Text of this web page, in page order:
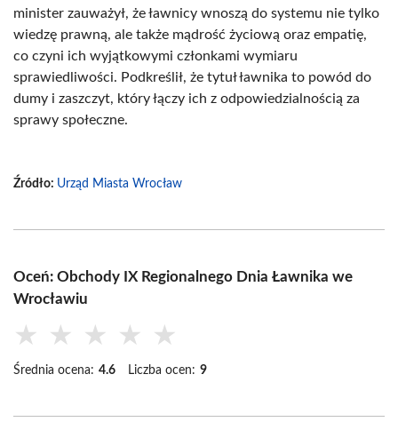
minister zauważył, że ławnicy wnoszą do systemu nie tylko
wiedzę prawną, ale także mądrość życiową oraz empatię,
co czyni ich wyjątkowymi członkami wymiaru
sprawiedliwości. Podkreślił, że tytuł ławnika to powód do
dumy i zaszczyt, który łączy ich z odpowiedzialnością za
sprawy społeczne.
Źródło: Urząd Miasta Wrocław
Oceń: Obchody IX Regionalnego Dnia Ławnika we
Wrocławiu
★ ★ ★ ★ ★
Średnia ocena: 4.6 Liczba ocen: 9